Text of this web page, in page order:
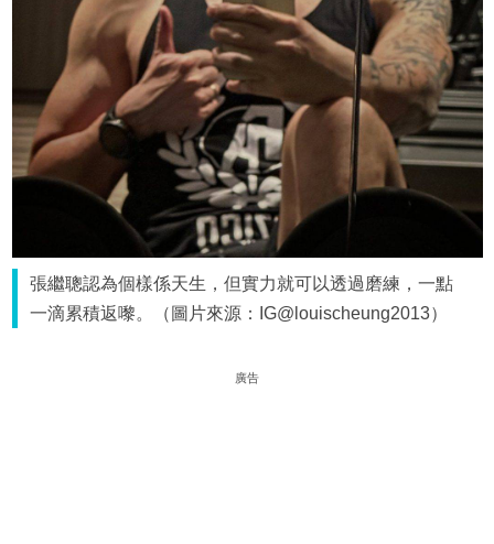
張繼聰認為個樣係天生，但實力就可以透過磨練，一點
一滴累積返嚟。（圖片來源：IG@louischeung2013）
廣告